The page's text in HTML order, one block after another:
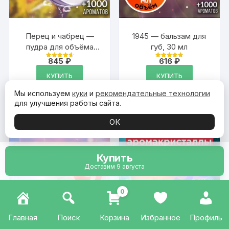
Перец и чабрец —
пудра для объёма
волос Аурасо, 20 гр
Оценка
845₽
КУПИТЬ
1945 — бальзам для
губ, 30 мл
Оценка
616 ₽
КУПИТЬ
Главная Поиск
0
Корзина Избранное Профиль
Мы используем куки и рекомендательные технологии
для улучшения работы сайта.
ОК
Купить
Доставим 9 августа